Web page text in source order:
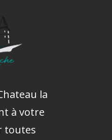
la
à votre
toutes